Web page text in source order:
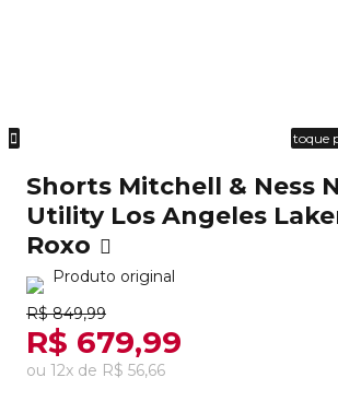
toque
Shorts Mitchell & Ness
Utility Los Angeles
Roxo
Produto original
R$ 849,99
R$ 679,99
ou 12x de R$ 56,66